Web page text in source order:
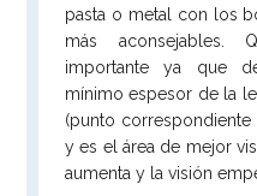
pasta o metal con los
más aconsejables.
importante ya que
mínimo espesor de la
(punto
y es el área de mejor
aumenta y la visión